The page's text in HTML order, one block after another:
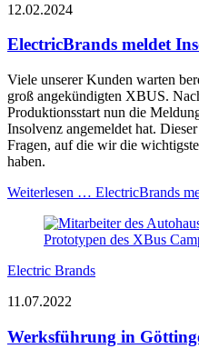
12.02.2024
ElectricBrands meldet
Viele unserer Kunden warten
groß angekündigten XBUS.
Produktionsstart nun die
Insolvenz angemeldet hat.
Fragen, auf die wir die
haben.
Weiterlesen … ElectricBrands
Electric Brands
11.07.2022
Werksführung in